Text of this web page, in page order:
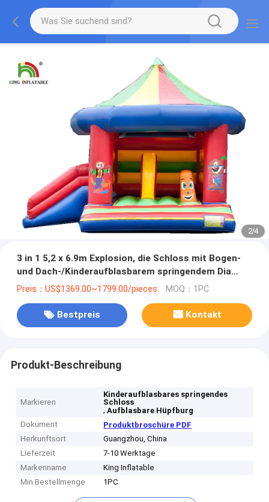
2/4
3 in 1 5,2 x 6.9m Explosion, die Schloss mit Bogen-
und Dach-/Kinderaufblasbarem springendem Dia
springt
Preis：US$1369.00~1799.00/pieces MOQ：1PC
Bestpreis Kontakt
Produkt-Beschreibung
Markieren
Kinderaufblasbares springendes
Schloss
,Aufblasbare Hüpfburg
Dokument
Produktbroschüre PDF
Herkunftsort
Guangzhou, China
Lieferzeit
7-10 Werktage
Markenname
King Inflatable
Min Bestellmenge
1PC